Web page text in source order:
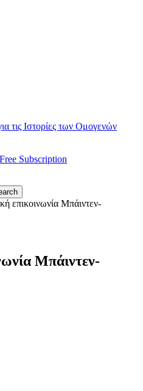
τις Ιστορίες των Ομογενών
Subscription
επικοινωνία Μπάιντεν-
Μπάιντεν-